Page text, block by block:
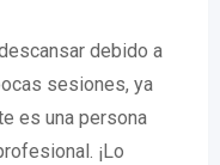
debido a
sesiones, ya
es una persona
¡Lo